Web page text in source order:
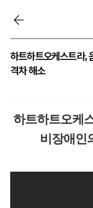
하트하트오케스트라,
격차 해소
하트하트오케
비장애인